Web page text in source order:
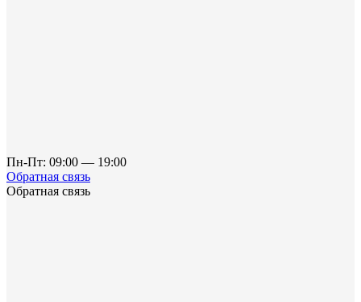
Пн-Пт: 09:00 — 19:00
Обратная связь
Обратная связь